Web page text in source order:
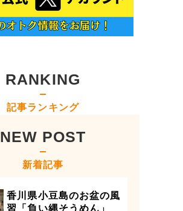
RANKING
記事ランキング
NEW POST
新着記事
香川県小豆島のお盆の風
習「負い縄そうめん」